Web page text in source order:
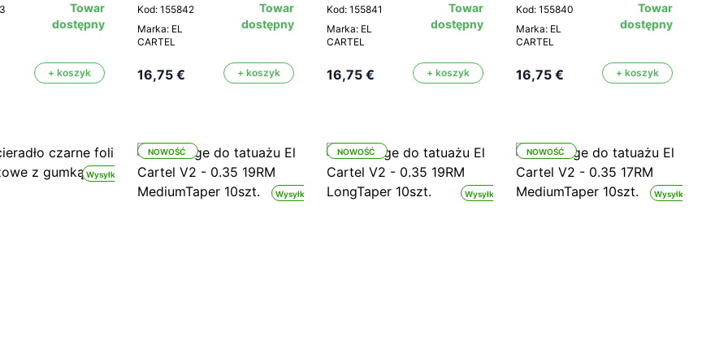
Towar
dostępny
+ koszyk
Kod: 155842
Marka: EL
CARTEL
Towar
dostępny
16,75 € + koszyk
Kod: 155841
Marka: EL
CARTEL
Towar
dostępny
16,75 € + koszyk
Kod: 155840
Marka: EL
CARTEL
Towar
dostępny
16,75 € + koszyk
Wysyłka 24h
Wysyłka 24h
NOWOŚĆ
Wysyłka 24h
NOWOŚĆ
Wysyłka 24h
NOWOŚĆ